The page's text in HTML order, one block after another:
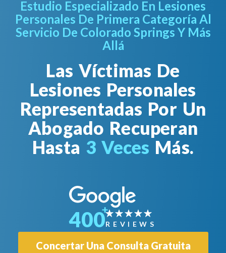
Estudio Especializado En Lesiones
Personales De Primera Categoría Al
Servicio De Colorado Springs Y Más
Allá
Las Víctimas De
Lesiones Personales
Representadas Por Un
Abogado Recuperan
Hasta 3 Veces Más.
Concertar Una Consulta Gratuita
400REVIEWS